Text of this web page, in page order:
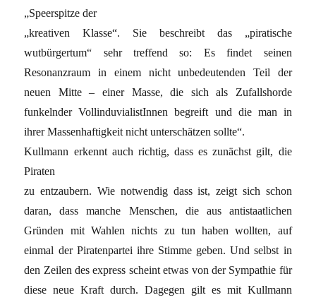
„Speerspitze der
„kreativen Klasse“. Sie beschreibt das „piratische
wutbürgertum“ sehr treffend so: Es findet seinen
Resonanzraum in einem nicht unbedeutenden Teil der
neuen Mitte – einer Masse, die sich als Zufallshorde
funkelnder VollinduvialistInnen begreift und die man in
ihrer Massenhaftigkeit nicht unterschätzen sollte“.
Kullmann erkennt auch richtig, dass es zunächst gilt, die
Piraten
zu entzaubern. Wie notwendig dass ist, zeigt sich schon
daran, dass manche Menschen, die aus antistaatlichen
Gründen mit Wahlen nichts zu tun haben wollten, auf
einmal der Piratenpartei ihre Stimme geben. Und selbst in
den Zeilen des express scheint etwas von der Sympathie für
diese neue Kraft durch. Dagegen gilt es mit Kullmann